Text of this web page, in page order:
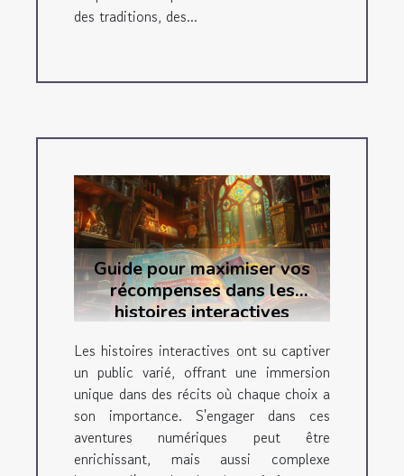
des traditions, des...
Guide pour maximiser vos
récompenses dans les
histoires interactives
Les histoires interactives ont su captiver
un public varié, offrant une immersion
unique dans des récits où chaque choix a
son importance. S'engager dans ces
aventures numériques peut être
enrichissant, mais aussi complexe